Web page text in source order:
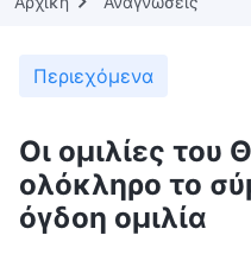
Περιεχόμενα
Οι ομιλίες του
ολόκληρο το
όγδοη ομιλία